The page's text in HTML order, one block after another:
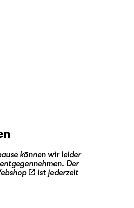
können wir leider
Der
ist jederzeit